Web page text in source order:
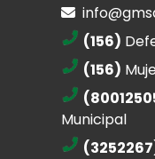
(156)
(156)
Municipal